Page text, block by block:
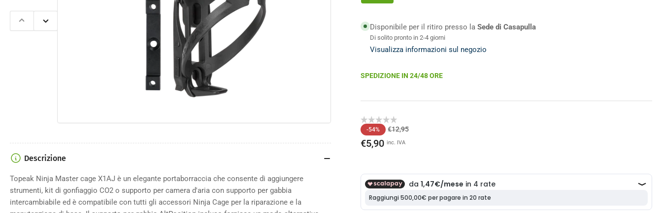
Apri
contenuto
multimediale
1
nella
finestra
modale
Slide
precedente
Slide
successiva
Disponibile per il ritiro presso la Sede di Casapulla
Di solito pronto in 2-4 giorni
Visualizza informazioni sul negozio
SPEDIZIONE IN 24/48 ORE
Prezzo
di
-54% €12,95Prezzo
€5,90 inc. IVA
Descrizione
Topeak Ninja Master cage X1AJ è un elegante portaborraccia che consente di aggiungere
strumenti, kit di gonfiaggio CO2 o supporto per camera d'aria con supporto per gabbia
intercambiabile ed è compatibile con tutti gli accessori Ninja Cage per la riparazione e la